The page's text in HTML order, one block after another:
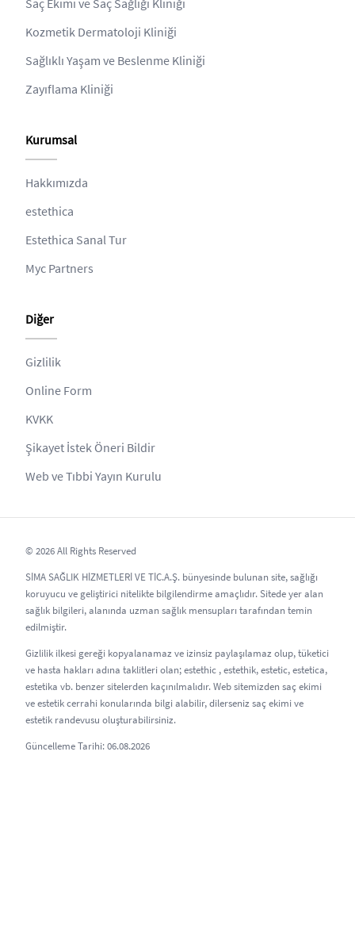
Saç Ekimi ve Saç Sağlığı Kliniği
Kozmetik Dermatoloji Kliniği
Sağlıklı Yaşam ve Beslenme Kliniği
Zayıflama Kliniği
Kurumsal
Hakkımızda
estethica
Estethica Sanal Tur
Myc Partners
Diğer
Gizlilik
Online Form
KVKK
Şikayet İstek Öneri Bildir
Web ve Tıbbi Yayın Kurulu
© 2026 All Rights Reserved
SİMA SAĞLIK HİZMETLERİ VE TİC.A.Ş. bünyesinde bulunan site, sağlığı
koruyucu ve geliştirici nitelikte bilgilendirme amaçlıdır. Sitede yer alan
sağlık bilgileri, alanında uzman sağlık mensupları tarafından temin
edilmiştir.
Gizlilik ilkesi gereği kopyalanamaz ve izinsiz paylaşılamaz olup, tüketici
ve hasta hakları adına taklitleri olan; estethic , estethik, estetic, estetica,
estetika vb. benzer sitelerden kaçınılmalıdır. Web sitemizden saç ekimi
ve estetik cerrahi konularında bilgi alabilir, dilerseniz saç ekimi ve
estetik randevusu oluşturabilirsiniz.
Güncelleme Tarihi: 06.08.2026